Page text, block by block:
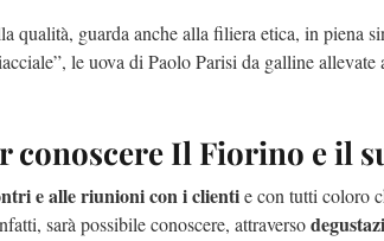
qualità, guarda anche alla filiera etica, in piena
le uova di Paolo Parisi da galline allevate
conoscere Il Fiorino e il
e alle riunioni con i clientie con tutti coloro
sarà possibile conoscere, attraverso